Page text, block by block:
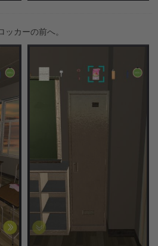
カーの前へ。